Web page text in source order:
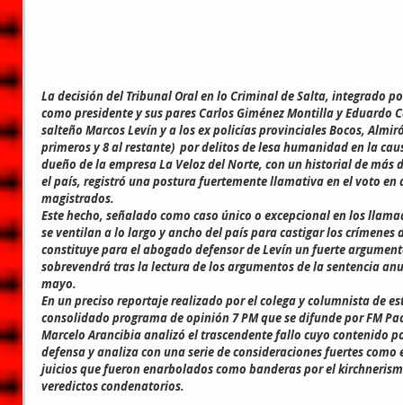
La decisión del Tribunal Oral en lo Criminal de Salta, integrado
como presidente y sus pares Carlos Giménez Montilla y Eduardo
salteño Marcos Levín y a los ex policías provinciales Bocos,
primeros y 8 al restante)  por delitos de lesa humanidad en la
dueño de la empresa La Veloz del Norte, con un historial de más
el país, registró una postura fuertemente llamativa en el voto en
magistrados.
Este hecho, señalado como caso único o excepcional en los
se ventilan a lo largo y ancho del país para castigar los
constituye para el abogado defensor de Levín un fuerte
sobrevendrá tras la lectura de los argumentos de la sentencia
mayo.
En un preciso reportaje realizado por el colega y columnista de
consolidado programa de opinión 7 PM que se difunde por FM
Marcelo Arancibia analizó el trascendente fallo cuyo contenido
defensa y analiza con una serie de consideraciones fuertes
juicios que fueron enarbolados como banderas por el
veredictos condenatorios.